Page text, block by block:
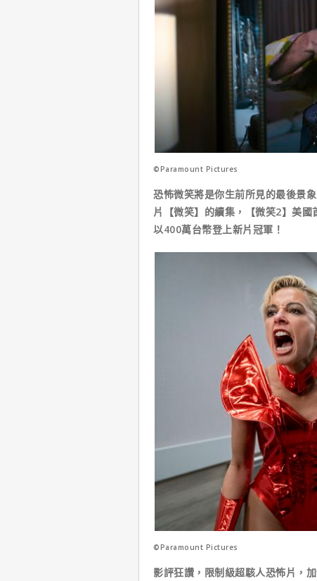
©Paramount Pictures
恐怖微笑將是你生前所見的最後景
片【微笑】的續集，【微笑2】美
以400萬台幣登上新片冠軍！
©Paramount Pictures
影評狂讚，限制級超駭人恐怖片，